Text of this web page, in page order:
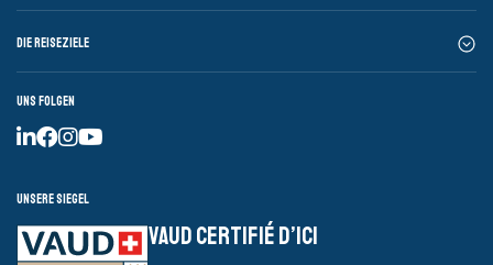
Die Reiseziele
Uns folgen
Unsere Siegel
VAUD CERTIFIÉ D’ICI